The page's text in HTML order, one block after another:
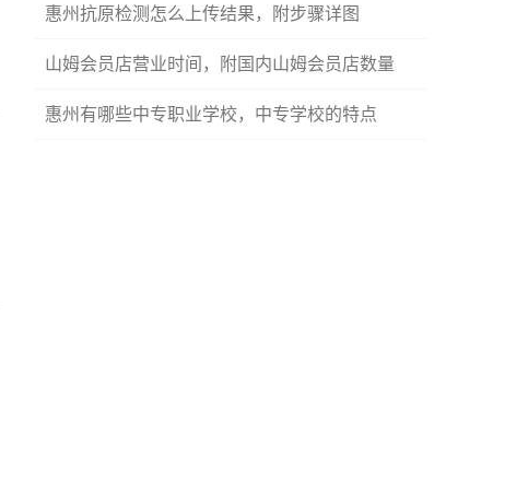
惠州抗原检测怎么上传结果，附步骤详图
山姆会员店营业时间，附国内山姆会员店数量
惠州有哪些中专职业学校，中专学校的特点